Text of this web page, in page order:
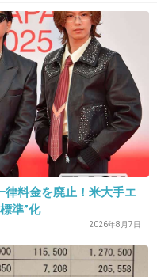
+10
律料金を廃止！米大手エ
準”化
2026年8月7日